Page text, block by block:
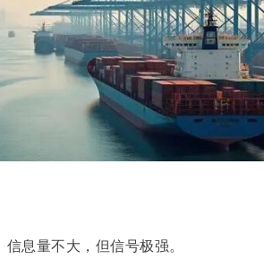
息量不大，但信号极强。